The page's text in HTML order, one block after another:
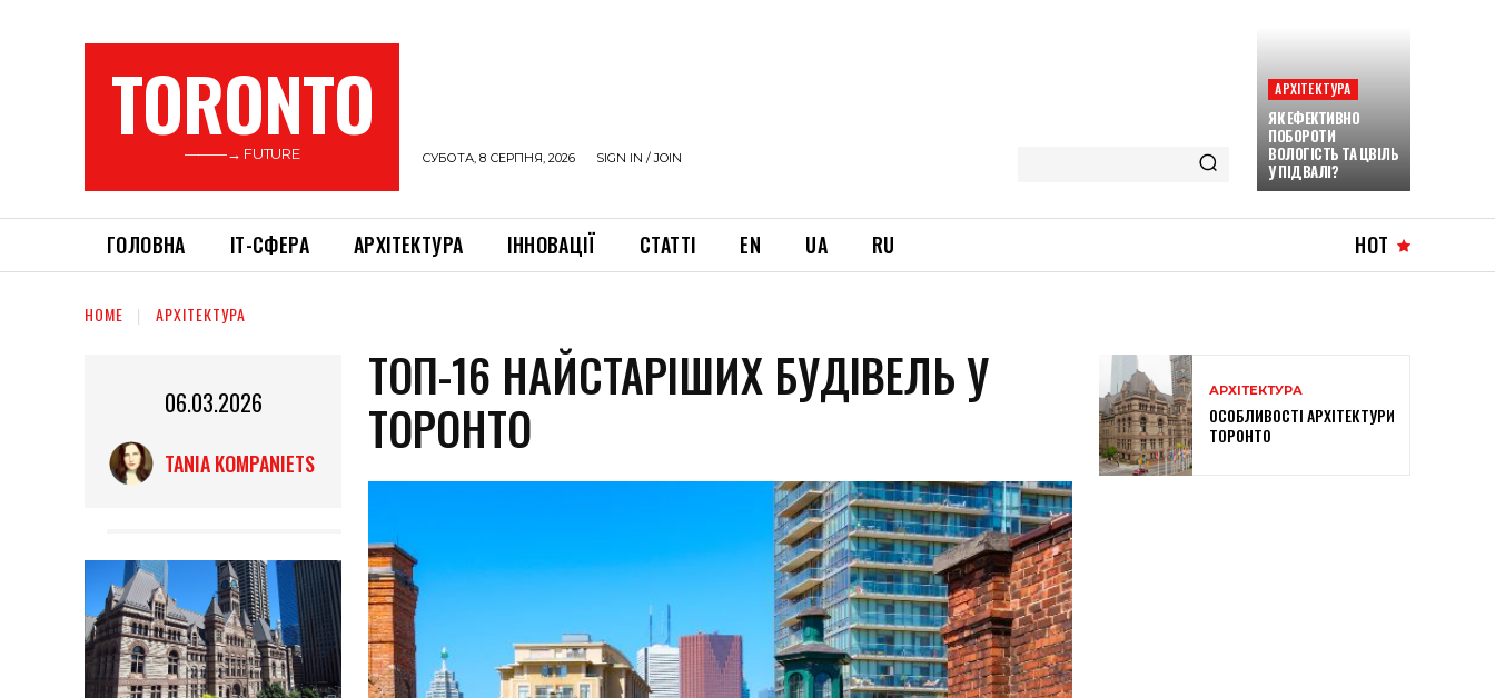
TORONTO
———→ FUTURE СУБОТА, 8 СЕРПНЯ, 2026 SIGN IN / JOIN
АРХІТЕКТУРА
ЯК ЕФЕКТИВНО
ПОБОРОТИ
ВОЛОГІСТЬ ТА ЦВІЛЬ
У ПІДВАЛІ?
ГОЛОВНА ІТ-СФЕРА АРХІТЕКТУРА ІННОВАЦІЇ СТАТТІ EN UA RU HOT
HOME АРХІТЕКТУРА
06.03.2026
TANIA KOMPANIETS
ТОП-16 НАЙСТАРІШИХ БУДІВЕЛЬ У
ТОРОНТО
АРХІТЕКТУРА
ОСОБЛИВОСТІ АРХІТЕКТУРИ
ТОРОНТО